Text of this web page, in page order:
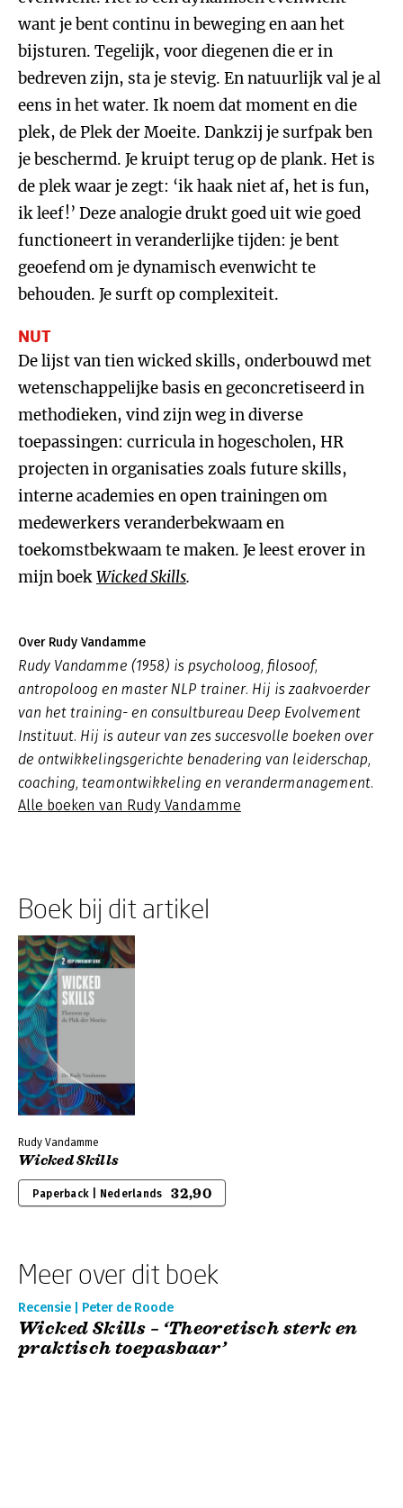
want je bent continu in beweging en aan het
bijsturen. Tegelijk, voor diegenen die er in
bedreven zijn, sta je stevig. En natuurlijk val je al
eens in het water. Ik noem dat moment en die
plek, de Plek der Moeite. Dankzij je surfpak ben
je beschermd. Je kruipt terug op de plank. Het is
de plek waar je zegt: ‘ik haak niet af, het is fun,
ik leef!’ Deze analogie drukt goed uit wie goed
functioneert in veranderlijke tijden: je bent
geoefend om je dynamisch evenwicht te
behouden. Je surft op complexiteit.
NUT
De lijst van tien wicked skills, onderbouwd met
wetenschappelijke basis en geconcretiseerd in
methodieken, vind zijn weg in diverse
toepassingen: curricula in hogescholen, HR
projecten in organisaties zoals future skills,
interne academies en open trainingen om
medewerkers veranderbekwaam en
toekomstbekwaam te maken. Je leest erover in
mijn boekWicked Skills.
Over Rudy Vandamme
Rudy Vandamme (1958) is psycholoog, filosoof,
antropoloog en master NLP trainer. Hij is zaakvoerder
van het training- en consultbureau Deep Evolvement
Instituut. Hij is auteur van zes succesvolle boeken over
de ontwikkelingsgerichte benadering van leiderschap,
coaching, teamontwikkeling en verandermanagement.
Alle boeken van Rudy Vandamme
Boek bij dit artikel
Rudy Vandamme
Wicked Skills
Paperback | Nederlands 32,90
Meer over dit boek
Recensie | Peter de Roode
Wicked Skills – ‘Theoretisch sterk en
praktisch toepasbaar’